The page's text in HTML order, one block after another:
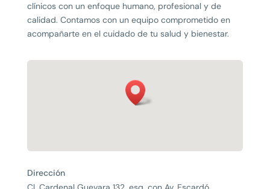
clínicos con un enfoque humano, profesional y de
calidad. Contamos con un equipo comprometido en
acompañarte en el cuidado de tu salud y bienestar.
Dirección